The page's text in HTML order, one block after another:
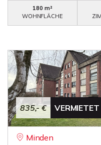
180 m²
WOHNFLÄCHE
835,- € VERMIETET
Minden